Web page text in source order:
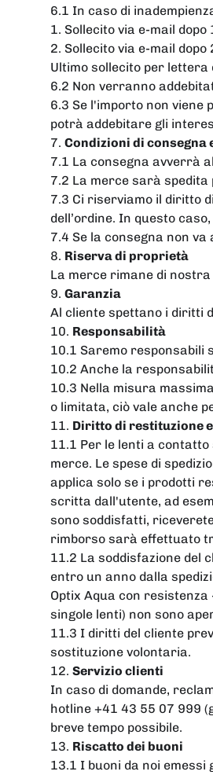
6.1 In caso di
1. Sollecito via e-mail
2. Sollecito via e-mail
Ultimo sollecito per lettera
6.2 Non verranno
6.3 Se l'importo non
potrà addebitare gli
7. Condizioni di consegna
7.1 La consegna avverrà
7.2 La merce sarà
7.3 Ci riserviamo il diritto
dell’ordine. In questo
7.4 Se la consegna non
8. Riserva di proprietà
La merce rimane di
9. Garanzia
Al cliente spettano i diritti
10. Responsabilità
10.1 Saremo responsabili
10.2 Anche la
10.3 Nella misura
o limitata, ciò vale anche
11. Diritto di restituzione
11.1 Per le lenti a
merce. Le spese di
applica solo se i prodotti
scritta dall'utente, ad
sono soddisfatti,
rimborso sarà effettuato
11.2 La soddisfazione del
entro un anno dalla
Optix Aqua con
singole lenti) non sono
11.3 I diritti del cliente
sostituzione volontaria.
12. Servizio clienti
In caso di domande,
hotline +41 43 55 07 999
breve tempo possibile.
13. Riscatto dei buoni
13.1 I buoni da noi